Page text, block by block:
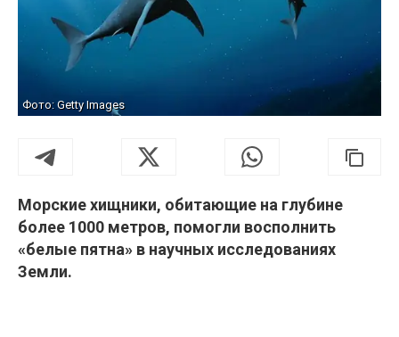
Фото: Getty Images
Морские хищники, обитающие на глубине
более 1000 метров, помогли восполнить
«белые пятна» в научных исследованиях
Земли.